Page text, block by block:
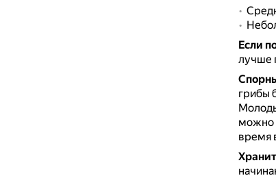
Если
лучше
грибы
можно
время